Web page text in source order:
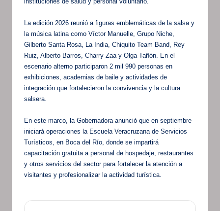
La edición 2026 reunió a figuras emblemáticas de la salsa y
la música latina como Víctor Manuelle, Grupo Niche,
Gilberto Santa Rosa, La India, Chiquito Team Band, Rey
Ruiz, Alberto Barros, Charry Zaa y Olga Tañón. En el
escenario alterno participaron 2 mil 990 personas en
exhibiciones, academias de baile y actividades de
integración que fortalecieron la convivencia y la cultura
salsera.
En este marco, la Gobernadora anunció que en septiembre
iniciará operaciones la Escuela Veracruzana de Servicios
Turísticos, en Boca del Río, donde se impartirá
capacitación gratuita a personal de hospedaje, restaurantes
y otros servicios del sector para fortalecer la atención a
visitantes y profesionalizar la actividad turística.